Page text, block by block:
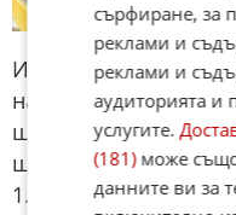
И след като
на новата Astra,
шофирахме по
ще бъде и най-
1.2-литров
сърфиране, за
реклами и
реклами и
аудиторията и
услугите.
(181)може също
данните ви за